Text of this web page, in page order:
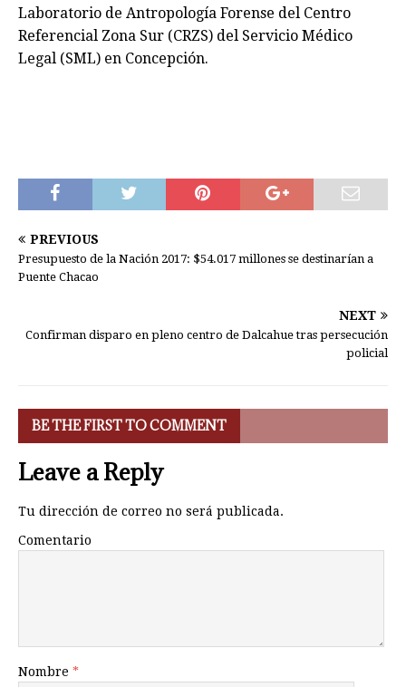
Laboratorio de Antropología Forense del Centro
Referencial Zona Sur (CRZS) del Servicio Médico
Legal (SML) en Concepción.
PREVIOUS
Presupuesto de la Nación 2017: $54.017 millones se destinarían a
Puente Chacao
NEXT
Confirman disparo en pleno centro de Dalcahue tras persecución
policial
BE THE FIRST TO COMMENT
Leave a Reply
Tu dirección de correo no será publicada.
Comentario
Nombre *